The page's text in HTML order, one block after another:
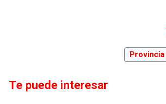
Provincia
Te puede interesar